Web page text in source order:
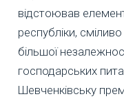
відстоював
республіки,
більшої
господарських
Шевченківську